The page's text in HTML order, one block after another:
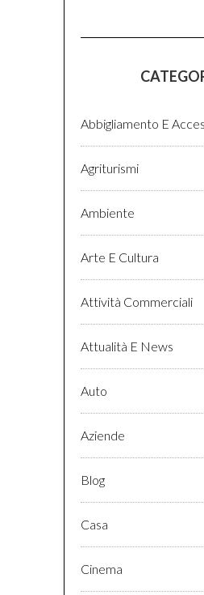
Abbigliamento E
Agriturismi
Ambiente
Arte E Cultura
Attività Commerciali
Attualità E News
Auto
Aziende
Blog
Casa
Cinema